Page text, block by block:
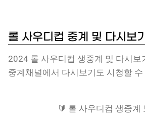
롤 사우디컵 중계 및 다시보기
2024 롤 사우디컵 생중계 및 다시보
중계채널에서 다시보기도 시청할 수
🔰 롤 사우디컵 생중계